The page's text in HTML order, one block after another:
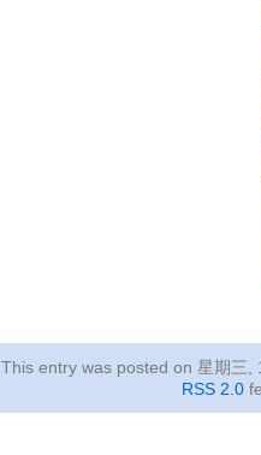
This entry was posted on 星期三,
RSS 2.0